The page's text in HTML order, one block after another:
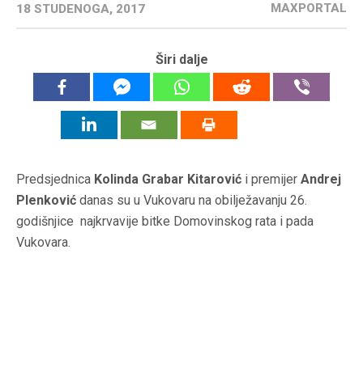
18 STUDENOGA, 2017 MAXPORTAL
Širi dalje
Predsjednica Kolinda Grabar Kitarović i premijer Andrej
Plenković danas su u Vukovaru na obilježavanju 26.
godišnjice najkrvavije bitke Domovinskog rata i pada
Vukovara.